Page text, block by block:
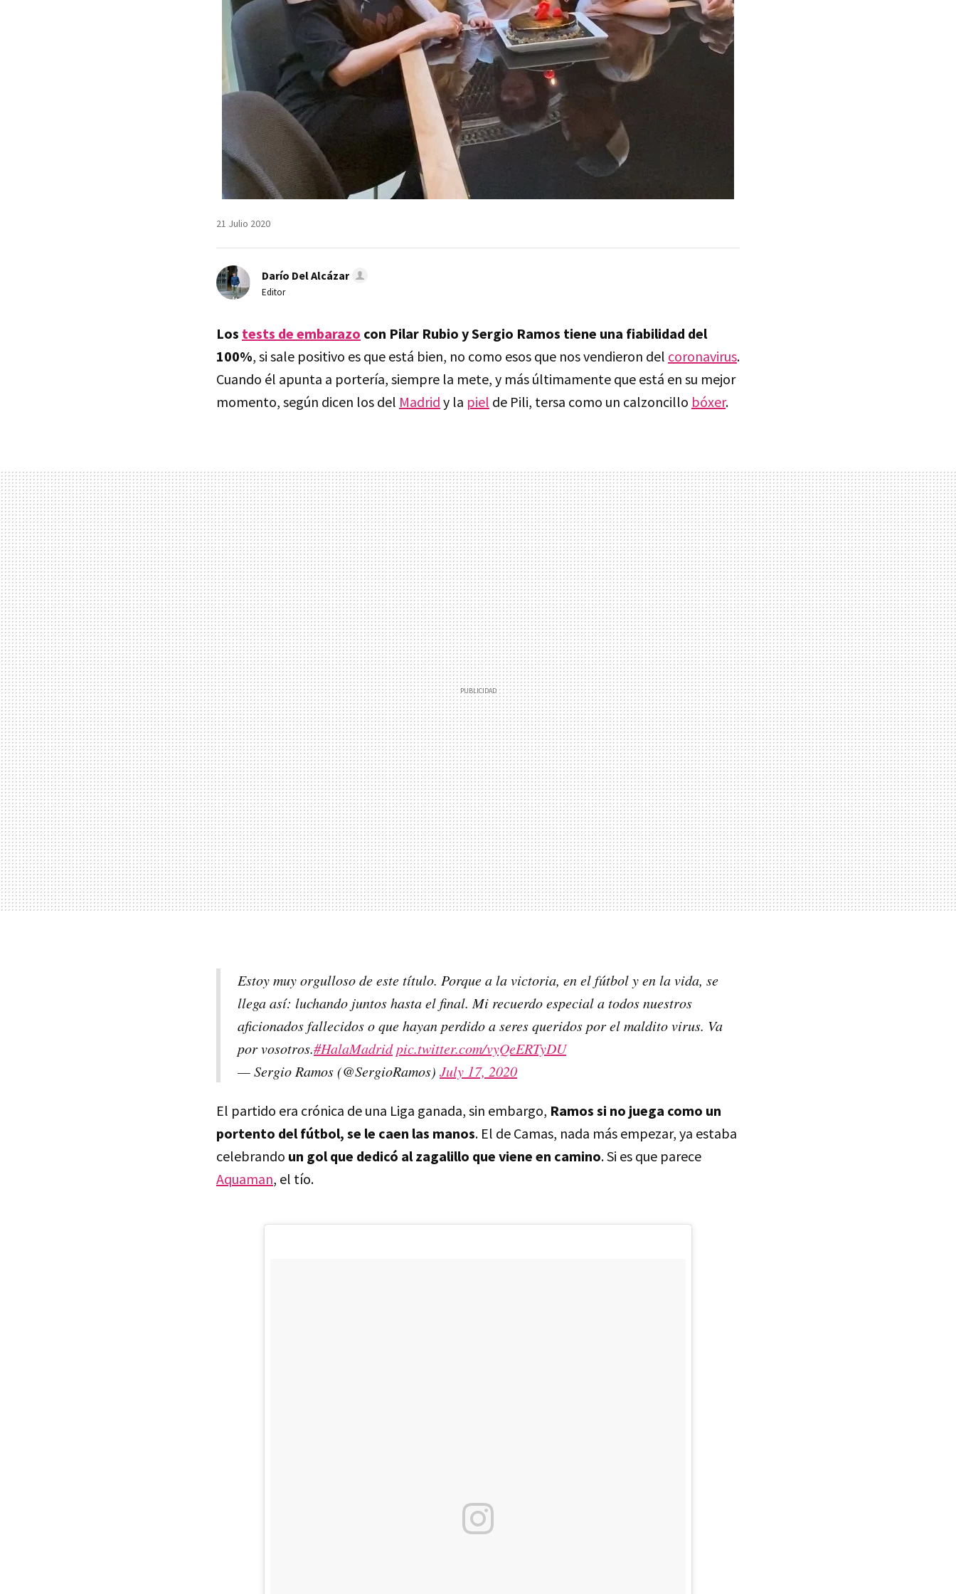
21 Julio 2020
Darío Del Alcázar
Editor
Los tests de embarazo con Pilar Rubio y Sergio Ramos tiene una fiabilidad del
100%, si sale positivo es que está bien, no como esos que nos vendieron del coronavirus.
Cuando él apunta a portería, siempre la mete, y más últimamente que está en su mejor
momento, según dicen los del Madrid y la piel de Pili, tersa como un calzoncillo bóxer.
Estoy muy orgulloso de este título. Porque a la victoria, en el fútbol y en la vida, se
llega así: luchando juntos hasta el final. Mi recuerdo especial a todos nuestros
aficionados fallecidos o que hayan perdido a seres queridos por el maldito virus. Va
por vosotros.#HalaMadridpic.twitter.com/vyQeERTyDU
— Sergio Ramos (@SergioRamos) July 17, 2020
El partido era crónica de una Liga ganada, sin embargo, Ramos si no juega como un
portento del fútbol, se le caen las manos. El de Camas, nada más empezar, ya estaba
celebrando un gol que dedicó al zagalillo que viene en camino. Si es que parece
Aquaman, el tío.